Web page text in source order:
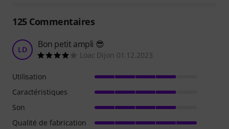
125Commentaires
LD Bon petit ampli 😎
Loac Dijon 01.12.2023
Utilisation
Caractéristiques
Son
Qualité de fabrication